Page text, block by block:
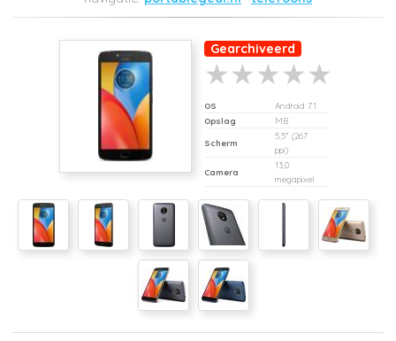
Gearchiveerd
OS
Android 7.1
Opslag
MB
Scherm
5,5" (267
ppi)
Camera
13,0
megapixel